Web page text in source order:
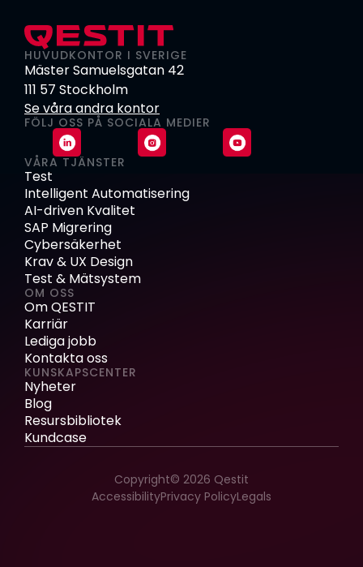
HUVUDKONTOR I SVERIGE
Mäster Samuelsgatan 42
111 57 Stockholm
Se våra andra kontor
FÖLJ OSS PÅ SOCIALA MEDIER
VÅRA TJÄNSTER
Test
Intelligent Automatisering
AI-driven Kvalitet
SAP Migrering
Cybersäkerhet
Krav & UX Design
Test & Mätsystem
OM OSS
Om QESTIT
Karriär
Lediga jobb
Kontakta oss
KUNSKAPSCENTER
Nyheter
Blog
Resursbibliotek
Kundcase
Copyright© 2026 Qestit
AccessibilityPrivacy PolicyLegals